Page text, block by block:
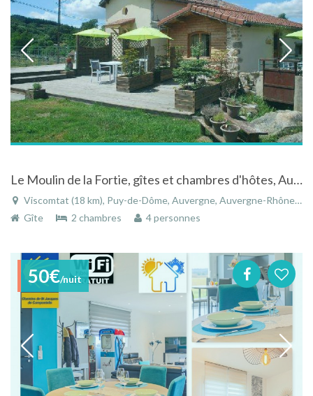
Le Moulin de la Fortie, gîtes et chambres d'hôtes, Auvergne, Parc naturel régional Livradois-Forez
Viscomtat (18 km), Puy-de-Dôme, Auvergne, Auvergne-Rhône-Alpes, France
Gîte
2 chambres 4 personnes
50€/nuit